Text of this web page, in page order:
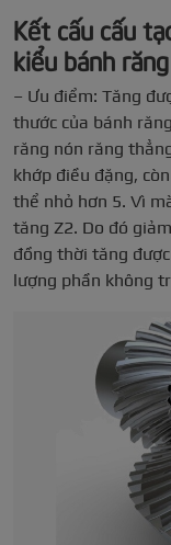
Kết cấu cấu
kiểu bánh
– Ưu điểm: Tăng
thước của bánh
răng nón răng
khớp điều đặng,
thể nhỏ hơn 5. Vì
tăng Z2. Do đó
đồng thời tăng
lượng phần không